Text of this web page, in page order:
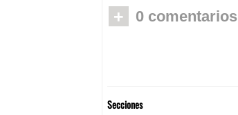
+ 0 comentarios
Secciones